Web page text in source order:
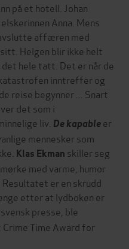
på et hotell. Johan
Anna. Mens
affæren med
Helgen blir ikke helt
hele tatt. Det er når de
inntreffer og
reise begynner ... Snart
det som i
liv. De kapableer
mennesker som
Klas Ekman skiller seg
med varme, humor
er en skrudd
etter at lydboken er
presse, ble
Time Award for